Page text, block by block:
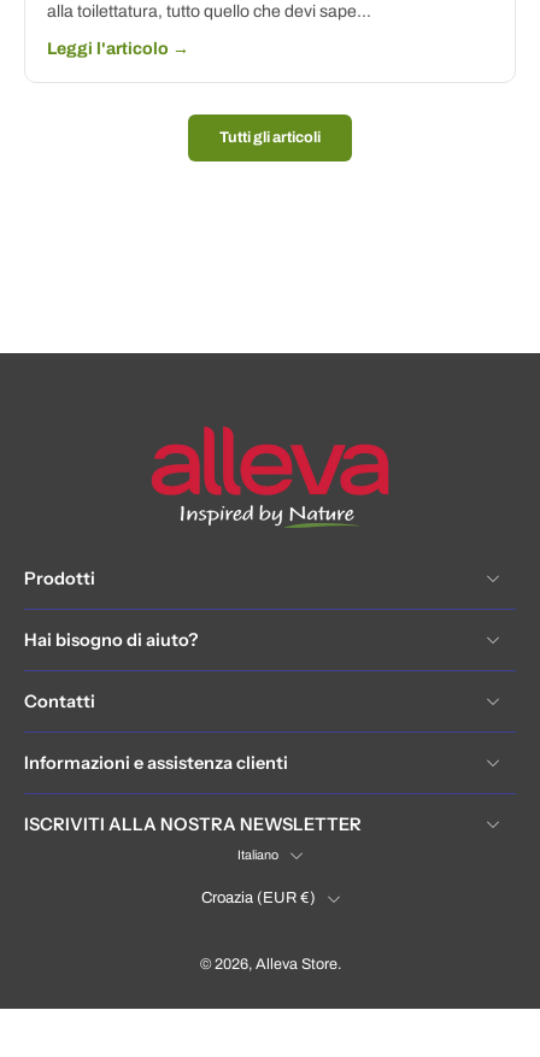
alla toilettatura, tutto quello che devi sape...
Leggi l'articolo →
Tutti gli articoli
Prodotti
Hai bisogno di aiuto?
Contatti
Informazioni e assistenza clienti
ISCRIVITI ALLA NOSTRA NEWSLETTER
Italiano
Croazia ‎(EUR €)‎
© 2026, Alleva Store.